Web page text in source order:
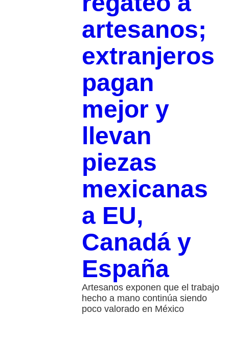
artesanos;
extranjeros
pagan
mejor y
llevan
piezas
mexicanas
a EU,
Canadá y
España
Artesanos exponen que el trabajo
hecho a mano continúa siendo
poco valorado en México